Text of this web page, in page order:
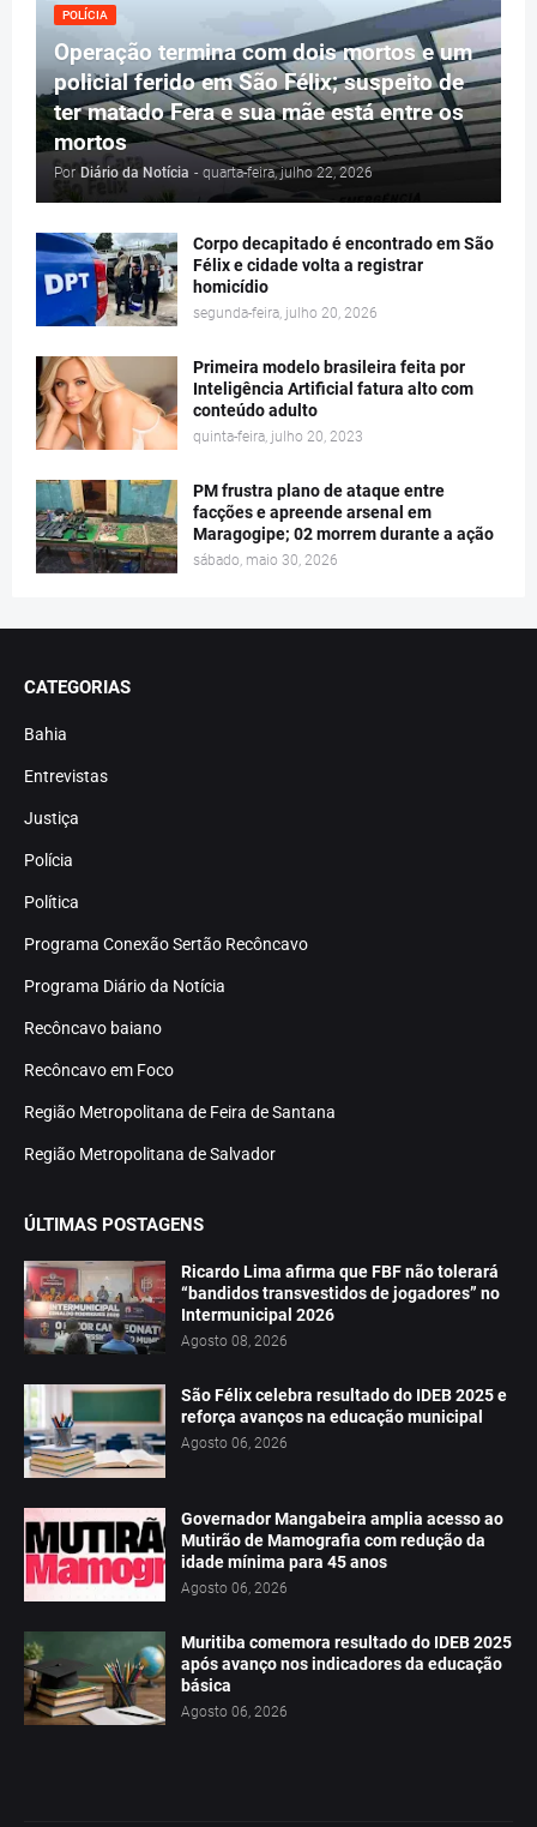
POLÍCIA
Operação termina com dois mortos e um
policial ferido em São Félix; suspeito de
ter matado Fera e sua mãe está entre os
mortos
Por Diário da Notícia - quarta-feira, julho 22, 2026
Corpo decapitado é encontrado em São
Félix e cidade volta a registrar
homicídio
segunda-feira, julho 20, 2026
Primeira modelo brasileira feita por
Inteligência Artificial fatura alto com
conteúdo adulto
quinta-feira, julho 20, 2023
PM frustra plano de ataque entre
facções e apreende arsenal em
Maragogipe; 02 morrem durante a ação
sábado, maio 30, 2026
CATEGORIAS
Bahia
Entrevistas
Justiça
Polícia
Política
Programa Conexão Sertão Recôncavo
Programa Diário da Notícia
Recôncavo baiano
Recôncavo em Foco
Região Metropolitana de Feira de Santana
Região Metropolitana de Salvador
ÚLTIMAS POSTAGENS
Ricardo Lima afirma que FBF não tolerará
“bandidos transvestidos de jogadores” no
Intermunicipal 2026
Agosto 08, 2026
São Félix celebra resultado do IDEB 2025 e
reforça avanços na educação municipal
Agosto 06, 2026
Governador Mangabeira amplia acesso ao
Mutirão de Mamografia com redução da
idade mínima para 45 anos
Agosto 06, 2026
Muritiba comemora resultado do IDEB 2025
após avanço nos indicadores da educação
básica
Agosto 06, 2026